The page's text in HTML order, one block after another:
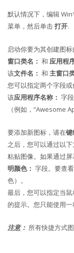
默认情况下，编辑
菜单，然后单击打开.
启动你要为其创建图
窗口类名： 和 应用程
该文件名： 和 主窗口
您可以指定两个字段或
该应用程序名称： 字
（例如，“Awesome
要添加新图标，请在键
之后，您可以通过以
粘贴图像。如果通过
明颜色： 字段。要查
色）。
最后，您可以指定当
的提示。您只能使用一
注意： 所有快捷方式